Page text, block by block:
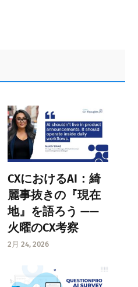
CXにおけるAI：綺
麗事抜きの『現在
地』を語ろう ——
火曜のCX考察
2月 24, 2026